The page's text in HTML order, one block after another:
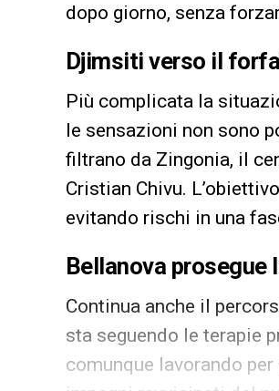
dopo giorno, senza
Djimsiti verso il
Più complicata la
le sensazioni non sono
filtrano da Zingonia, il
Cristian Chivu.
evitando rischi in una
Bellanova prosegue
Continua anche il
sta seguendo le terapie
comunque lavorando